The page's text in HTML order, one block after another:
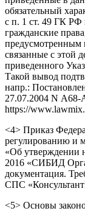
обязательный
с п. 1 ст. 49 ГК РФ
гражданские
предусмотренным
связанные с этой
приведенного
Такой вывод
напр.:
27.07.2004 N
https://
<4> Приказ
регулированию и
«Об утверждении
2016 «СИБИД
документация.
СПС
<5> Основы